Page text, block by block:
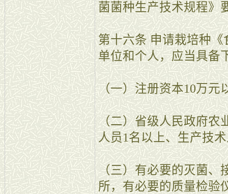
菌菌种生产技术规程》
第十六条 申请栽培种
单位和个人，应当具备
（一）注册资本10万元
（二）省级人民政府农
人员1名以上、生产技
（三）有必要的灭菌、
所，有必要的质量检验